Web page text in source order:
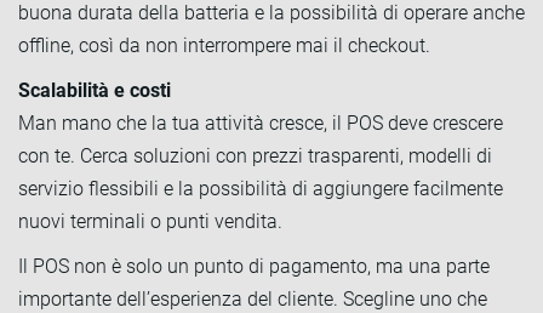
buona durata della batteria e la possibilità di operare anche
offline, così da non interrompere mai il checkout.
Scalabilità e costi
Man mano che la tua attività cresce, il POS deve crescere
con te. Cerca soluzioni con prezzi trasparenti, modelli di
servizio flessibili e la possibilità di aggiungere facilmente
nuovi terminali o punti vendita.
Il POS non è solo un punto di pagamento, ma una parte
importante dell’esperienza del cliente. Scegline uno che